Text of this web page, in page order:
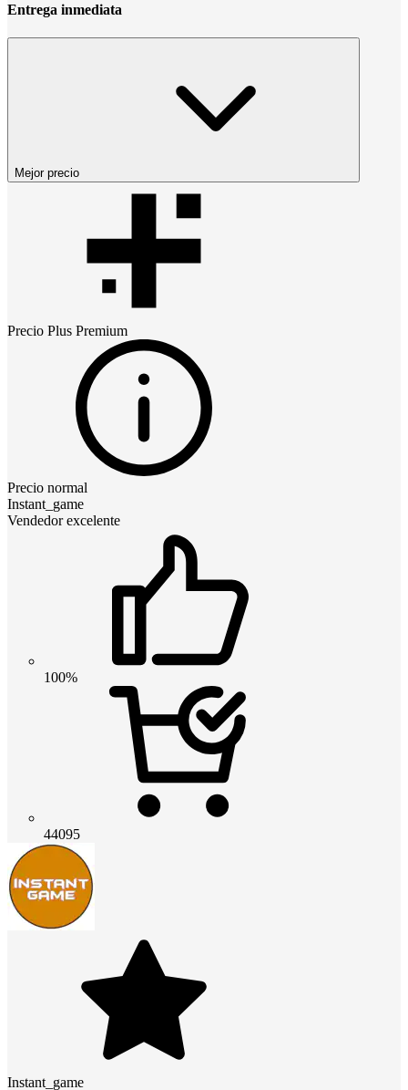
Entrega inmediata
Mejor precio
Precio Plus Premium
Precio normal
Instant_game
Vendedor excelente
100%
44095
Instant_game